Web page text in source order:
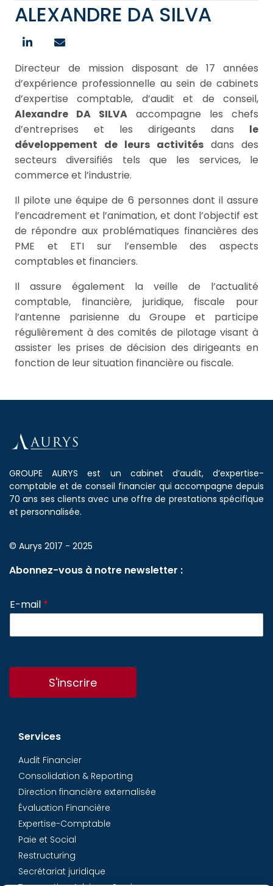
ALEXANDRE DA SILVA
Directeur de mission disposant de 17 années
d’expérience professionnelle au sein de cabinets
d’expertise comptable, d’audit et de conseil,
Alexandre DA SILVA accompagne les chefs
d’entreprises et les dirigeants dans le
développement de leurs activités dans des
secteurs diversifiés tels que les services, le
commerce et l’industrie.
Il pilote une équipe de 6 personnes dont il assure
l’encadrement et l’animation, et dont l’objectif est
de répondre aux problématiques financières des
PME et ETI sur l’ensemble des aspects
comptables et financiers.
Il assure également la veille de l’actualité
comptable, financière, juridique, fiscale pour
l’antenne parisienne du Groupe et participe
régulièrement à des comités de pilotage visant à
assister les prises de décision des dirigeants en
fonction de leur situation financière ou fiscale.
GROUPE AURYS est un cabinet d’audit, d’expertise-
comptable et de conseil financier qui accompagne depuis
70 ans ses clients avec une offre de prestations spécifique
et personnalisée.
© Aurys 2017 - 2025
Abonnez-vous à notre newsletter :
E-mail *
S'inscrire
Services
Audit Financier
Consolidation & Reporting
Direction financière externalisée
Évaluation Financière
Expertise-Comptable
Paie et Social
Restructuring
Secrétariat juridique